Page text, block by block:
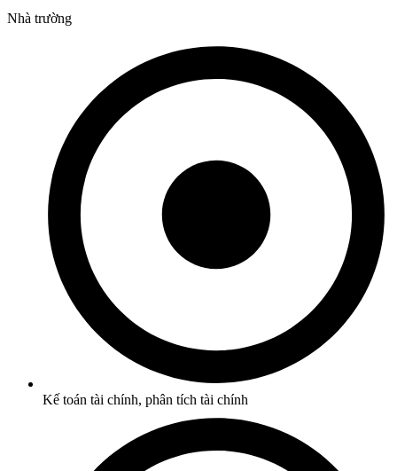
Nhà trường
Kế toán tài chính, phân tích tài chính